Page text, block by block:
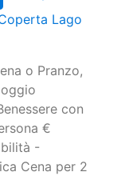
o Pranzo,
con
€
-
Cena per 2
Farm